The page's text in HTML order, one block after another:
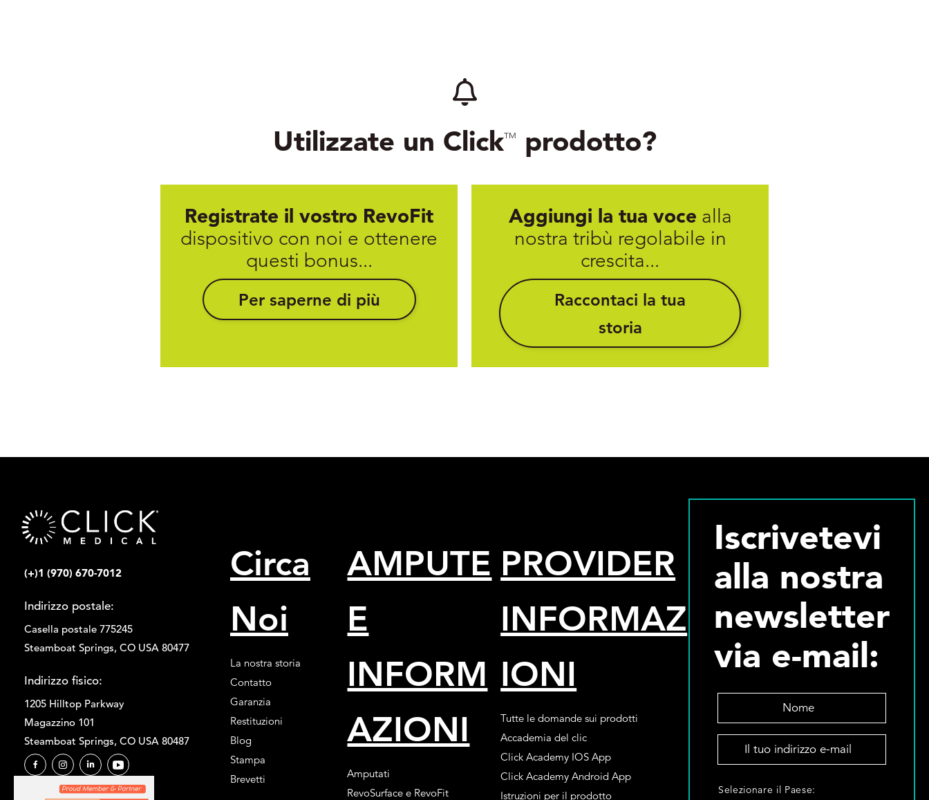
Utilizzate un ClickTM prodotto?
Registrate il vostro RevoFit
dispositivo con noi e ottenere
questi bonus...
Per saperne di più
Aggiungi la tua voce alla
nostra tribù regolabile in
crescita...
Raccontaci la tua
storia
(+)1 (970) 670-7012
Indirizzo postale:
Casella postale 775245
Steamboat Springs, CO USA 80477
Indirizzo fisico:
1205 Hilltop Parkway
Magazzino 101
Steamboat Springs, CO USA 80487
Circa
Noi
La nostra storia
Contatto
Garanzia
Restituzioni
Blog
Stampa
Brevetti
AMPUTE
E
INFORM
AZIONI
Amputati
RevoSurface e RevoFit
PROVIDER
INFORMAZ
IONI
Tutte le domande sui prodotti
Accademia del clic
Click Academy IOS App
Click Academy Android App
Istruzioni per il prodotto
Iscrivetevi
alla nostra
newsletter
via e-mail:
m
*
u
S
Selezionare il Paese: